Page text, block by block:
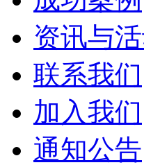
资讯与
联系我们
加入我们
通知公告